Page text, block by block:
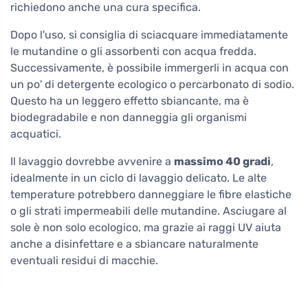
richiedono anche una cura specifica.
Dopo l'uso, si consiglia di sciacquare immediatamente
le mutandine o gli assorbenti con acqua fredda.
Successivamente, è possibile immergerli in acqua con
un po' di detergente ecologico o percarbonato di sodio.
Questo ha un leggero effetto sbiancante, ma è
biodegradabile e non danneggia gli organismi
acquatici.
Il lavaggio dovrebbe avvenire a massimo 40 gradi,
idealmente in un ciclo di lavaggio delicato. Le alte
temperature potrebbero danneggiare le fibre elastiche
o gli strati impermeabili delle mutandine. Asciugare al
sole è non solo ecologico, ma grazie ai raggi UV aiuta
anche a disinfettare e a sbiancare naturalmente
eventuali residui di macchie.